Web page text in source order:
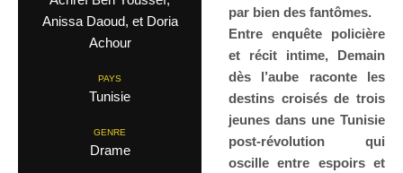
Anissa Daoud, et Doria
Achour
PAYS
Tunisie
GENRE
Drame
par bien des fantômes.
Entre enquête policière
et récit intime, Demain
dès l’aube raconte les
destins croisés de trois
jeunes dans une Tunisie
post-révolution qui
oscille entre espoirs et